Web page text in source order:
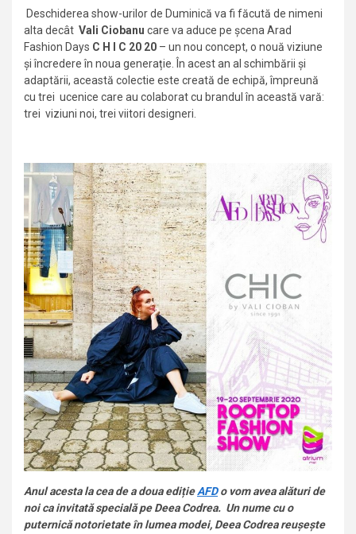
Deschiderea show-urilor de Duminică va fi făcută de nimeni
alta decât Vali Ciobanu care va aduce pe șcena Arad
Fashion Days C H I C 20 20 – un nou concept, o nouă viziune
și încredere în noua generație. În acest an al schimbării și
adaptării, această colectie este creată de echipă, împreună
cu trei ucenice care au colaborat cu brandul în această vară:
trei viziuni noi, trei viitori designeri.
Anul acesta la cea de a doua edițieAFDo vom avea alături de
noi ca invitată specială pe Deea Codrea. Un nume cu o
puternică notorietate în lumea modei, Deea Codrea reușește